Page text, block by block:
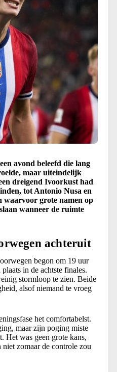
avond beleefd die lang
maar uiteindelijk
dreigend Ivoorkust had
tot Antonio Nusa en
waarvoor grote namen op
wanneer de ruimte
achteruit
begon om 19 uur
in de achtste finales.
stormloop te zien. Beide
alsof niemand te vroeg
het comfortabelst.
maar zijn poging miste
Het was geen grote kans,
zomaar de controle zou